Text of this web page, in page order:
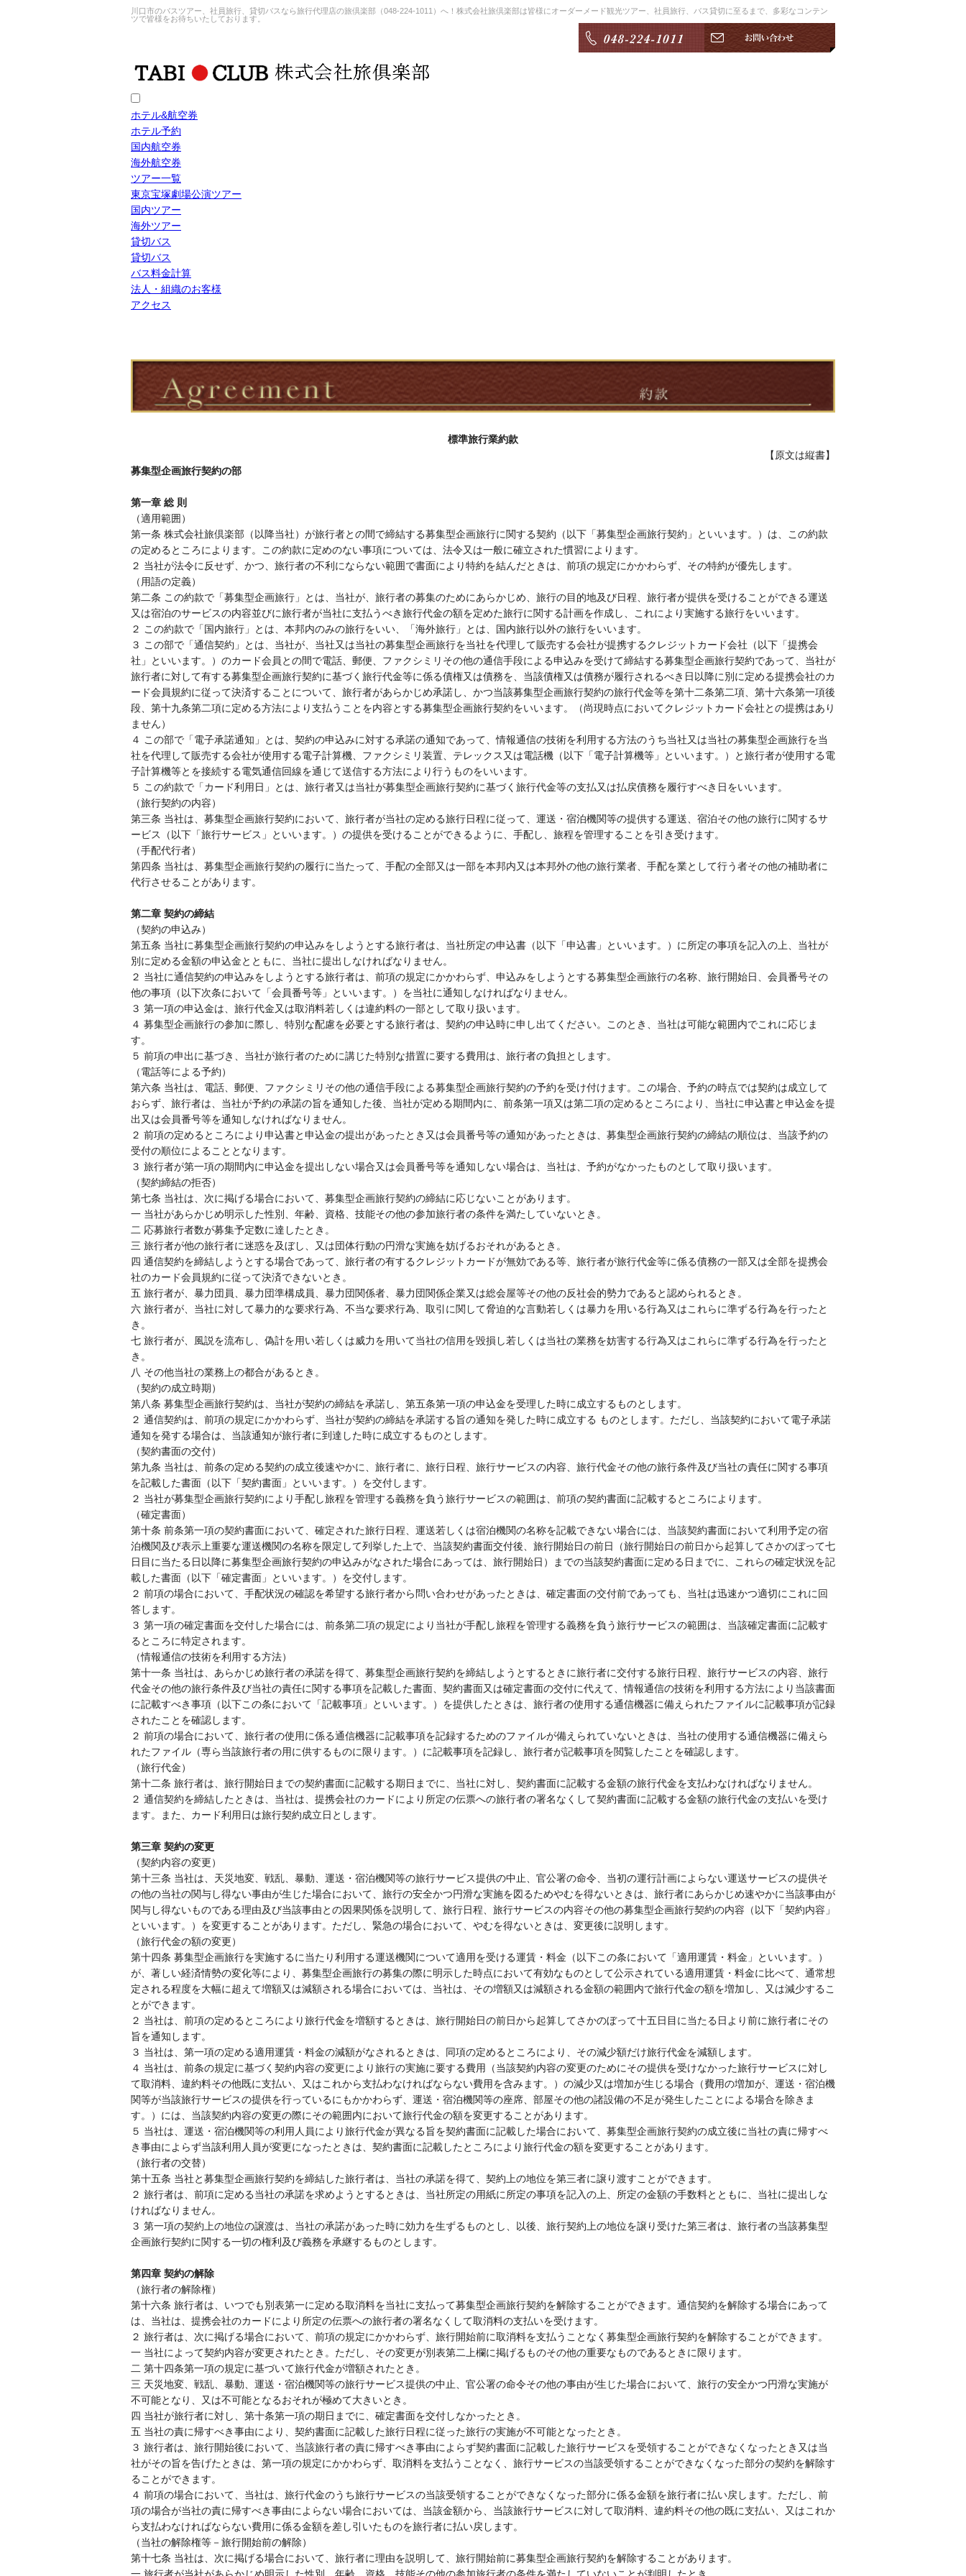
川口市のバスツアー、社員旅行、貸切バスなら旅行代理店の旅倶楽部（048-224-1011）へ！株式会社旅倶楽部は皆様にオーダーメード観光ツアー、社員旅行、バス貸切に至るまで、多彩なコンテン
ツで皆様をお待ちいたしております。
ホテル&航空券
ホテル予約
国内航空券
海外航空券
ツアー一覧
東京宝塚劇場公演ツアー
国内ツアー
海外ツアー
貸切バス
貸切バス
バス料金計算
法人・組織のお客様
アクセス
標準旅行業約款
【原文は縦書】
募集型企画旅行契約の部
第一章 総 則
（適用範囲）
第一条 株式会社旅倶楽部（以降当社）が旅行者との間で締結する募集型企画旅行に関する契約（以下「募集型企画旅行契約」といいます。）は、この約款
の定めるところによります。この約款に定めのない事項については、法令又は一般に確立された慣習によります。
２ 当社が法令に反せず、かつ、旅行者の不利にならない範囲で書面により特約を結んだときは、前項の規定にかかわらず、その特約が優先します。
（用語の定義）
第二条 この約款で「募集型企画旅行」とは、当社が、旅行者の募集のためにあらかじめ、旅行の目的地及び日程、旅行者が提供を受けることができる運送
又は宿泊のサービスの内容並びに旅行者が当社に支払うべき旅行代金の額を定めた旅行に関する計画を作成し、これにより実施する旅行をいいます。
２ この約款で「国内旅行」とは、本邦内のみの旅行をいい、「海外旅行」とは、国内旅行以外の旅行をいいます。
３ この部で「通信契約」とは、当社が、当社又は当社の募集型企画旅行を当社を代理して販売する会社が提携するクレジットカード会社（以下「提携会
社」といいます。）のカード会員との間で電話、郵便、ファクシミリその他の通信手段による申込みを受けて締結する募集型企画旅行契約であって、当社が
旅行者に対して有する募集型企画旅行契約に基づく旅行代金等に係る債権又は債務を、当該債権又は債務が履行されるべき日以降に別に定める提携会社のカ
ード会員規約に従って決済することについて、旅行者があらかじめ承諾し、かつ当該募集型企画旅行契約の旅行代金等を第十二条第二項、第十六条第一項後
段、第十九条第二項に定める方法により支払うことを内容とする募集型企画旅行契約をいいます。（尚現時点においてクレジットカード会社との提携はあり
ません）
４ この部で「電子承諾通知」とは、契約の申込みに対する承諾の通知であって、情報通信の技術を利用する方法のうち当社又は当社の募集型企画旅行を当
社を代理して販売する会社が使用する電子計算機、ファクシミリ装置、テレックス又は電話機（以下「電子計算機等」といいます。）と旅行者が使用する電
子計算機等とを接続する電気通信回線を通じて送信する方法により行うものをいいます。
５ この約款で「カード利用日」とは、旅行者又は当社が募集型企画旅行契約に基づく旅行代金等の支払又は払戻債務を履行すべき日をいいます。
（旅行契約の内容）
第三条 当社は、募集型企画旅行契約において、旅行者が当社の定める旅行日程に従って、運送・宿泊機関等の提供する運送、宿泊その他の旅行に関するサ
ービス（以下「旅行サービス」といいます。）の提供を受けることができるように、手配し、旅程を管理することを引き受けます。
（手配代行者）
第四条 当社は、募集型企画旅行契約の履行に当たって、手配の全部又は一部を本邦内又は本邦外の他の旅行業者、手配を業として行う者その他の補助者に
代行させることがあります。
第二章 契約の締結
（契約の申込み）
第五条 当社に募集型企画旅行契約の申込みをしようとする旅行者は、当社所定の申込書（以下「申込書」といいます。）に所定の事項を記入の上、当社が
別に定める金額の申込金とともに、当社に提出しなければなりません。
２ 当社に通信契約の申込みをしようとする旅行者は、前項の規定にかかわらず、申込みをしようとする募集型企画旅行の名称、旅行開始日、会員番号その
他の事項（以下次条において「会員番号等」といいます。）を当社に通知しなければなりません。
３ 第一項の申込金は、旅行代金又は取消料若しくは違約料の一部として取り扱います。
４ 募集型企画旅行の参加に際し、特別な配慮を必要とする旅行者は、契約の申込時に申し出てください。このとき、当社は可能な範囲内でこれに応じま
す。
５ 前項の申出に基づき、当社が旅行者のために講じた特別な措置に要する費用は、旅行者の負担とします。
（電話等による予約）
第六条 当社は、電話、郵便、ファクシミリその他の通信手段による募集型企画旅行契約の予約を受け付けます。この場合、予約の時点では契約は成立して
おらず、旅行者は、当社が予約の承諾の旨を通知した後、当社が定める期間内に、前条第一項又は第二項の定めるところにより、当社に申込書と申込金を提
出又は会員番号等を通知しなければなりません。
２ 前項の定めるところにより申込書と申込金の提出があったとき又は会員番号等の通知があったときは、募集型企画旅行契約の締結の順位は、当該予約の
受付の順位によることとなります。
３ 旅行者が第一項の期間内に申込金を提出しない場合又は会員番号等を通知しない場合は、当社は、予約がなかったものとして取り扱います。
（契約締結の拒否）
第七条 当社は、次に掲げる場合において、募集型企画旅行契約の締結に応じないことがあります。
一 当社があらかじめ明示した性別、年齢、資格、技能その他の参加旅行者の条件を満たしていないとき。
二 応募旅行者数が募集予定数に達したとき。
三 旅行者が他の旅行者に迷惑を及ぼし、又は団体行動の円滑な実施を妨げるおそれがあるとき。
四 通信契約を締結しようとする場合であって、旅行者の有するクレジットカードが無効である等、旅行者が旅行代金等に係る債務の一部又は全部を提携会
社のカード会員規約に従って決済できないとき。
五 旅行者が、暴力団員、暴力団準構成員、暴力団関係者、暴力団関係企業又は総会屋等その他の反社会的勢力であると認められるとき。
六 旅行者が、当社に対して暴力的な要求行為、不当な要求行為、取引に関して脅迫的な言動若しくは暴力を用いる行為又はこれらに準ずる行為を行ったと
き。
七 旅行者が、風説を流布し、偽計を用い若しくは威力を用いて当社の信用を毀損し若しくは当社の業務を妨害する行為又はこれらに準ずる行為を行ったと
き。
八 その他当社の業務上の都合があるとき。
（契約の成立時期）
第八条 募集型企画旅行契約は、当社が契約の締結を承諾し、第五条第一項の申込金を受理した時に成立するものとします。
２ 通信契約は、前項の規定にかかわらず、当社が契約の締結を承諾する旨の通知を発した時に成立する ものとします。ただし、当該契約において電子承諾
通知を発する場合は、当該通知が旅行者に到達した時に成立するものとします。
（契約書面の交付）
第九条 当社は、前条の定める契約の成立後速やかに、旅行者に、旅行日程、旅行サービスの内容、旅行代金その他の旅行条件及び当社の責任に関する事項
を記載した書面（以下「契約書面」といいます。）を交付します。
２ 当社が募集型企画旅行契約により手配し旅程を管理する義務を負う旅行サービスの範囲は、前項の契約書面に記載するところによります。
（確定書面）
第十条 前条第一項の契約書面において、確定された旅行日程、運送若しくは宿泊機関の名称を記載できない場合には、当該契約書面において利用予定の宿
泊機関及び表示上重要な運送機関の名称を限定して列挙した上で、当該契約書面交付後、旅行開始日の前日（旅行開始日の前日から起算してさかのぼって七
日目に当たる日以降に募集型企画旅行契約の申込みがなされた場合にあっては、旅行開始日）までの当該契約書面に定める日までに、これらの確定状況を記
載した書面（以下「確定書面」といいます。）を交付します。
２ 前項の場合において、手配状況の確認を希望する旅行者から問い合わせがあったときは、確定書面の交付前であっても、当社は迅速かつ適切にこれに回
答します。
３ 第一項の確定書面を交付した場合には、前条第二項の規定により当社が手配し旅程を管理する義務を負う旅行サービスの範囲は、当該確定書面に記載す
るところに特定されます。
（情報通信の技術を利用する方法）
第十一条 当社は、あらかじめ旅行者の承諾を得て、募集型企画旅行契約を締結しようとするときに旅行者に交付する旅行日程、旅行サービスの内容、旅行
代金その他の旅行条件及び当社の責任に関する事項を記載した書面、契約書面又は確定書面の交付に代えて、情報通信の技術を利用する方法により当該書面
に記載すべき事項（以下この条において「記載事項」といいます。）を提供したときは、旅行者の使用する通信機器に備えられたファイルに記載事項が記録
されたことを確認します。
２ 前項の場合において、旅行者の使用に係る通信機器に記載事項を記録するためのファイルが備えられていないときは、当社の使用する通信機器に備えら
れたファイル（専ら当該旅行者の用に供するものに限ります。）に記載事項を記録し、旅行者が記載事項を閲覧したことを確認します。
（旅行代金）
第十二条 旅行者は、旅行開始日までの契約書面に記載する期日までに、当社に対し、契約書面に記載する金額の旅行代金を支払わなければなりません。
２ 通信契約を締結したときは、当社は、提携会社のカードにより所定の伝票への旅行者の署名なくして契約書面に記載する金額の旅行代金の支払いを受け
ます。また、カード利用日は旅行契約成立日とします。
第三章 契約の変更
（契約内容の変更）
第十三条 当社は、天災地変、戦乱、暴動、運送・宿泊機関等の旅行サービス提供の中止、官公署の命令、当初の運行計画によらない運送サービスの提供そ
の他の当社の関与し得ない事由が生じた場合において、旅行の安全かつ円滑な実施を図るためやむを得ないときは、旅行者にあらかじめ速やかに当該事由が
関与し得ないものである理由及び当該事由との因果関係を説明して、旅行日程、旅行サービスの内容その他の募集型企画旅行契約の内容（以下「契約内容」
といいます。）を変更することがあります。ただし、緊急の場合において、やむを得ないときは、変更後に説明します。
（旅行代金の額の変更）
第十四条 募集型企画旅行を実施するに当たり利用する運送機関について適用を受ける運賃・料金（以下この条において「適用運賃・料金」といいます。）
が、著しい経済情勢の変化等により、募集型企画旅行の募集の際に明示した時点において有効なものとして公示されている適用運賃・料金に比べて、通常想
定される程度を大幅に超えて増額又は減額される場合においては、当社は、その増額又は減額される金額の範囲内で旅行代金の額を増加し、又は減少するこ
とができます。
２ 当社は、前項の定めるところにより旅行代金を増額するときは、旅行開始日の前日から起算してさかのぼって十五日目に当たる日より前に旅行者にその
旨を通知します。
３ 当社は、第一項の定める適用運賃・料金の減額がなされるときは、同項の定めるところにより、その減少額だけ旅行代金を減額します。
４ 当社は、前条の規定に基づく契約内容の変更により旅行の実施に要する費用（当該契約内容の変更のためにその提供を受けなかった旅行サービスに対し
て取消料、違約料その他既に支払い、又はこれから支払わなければならない費用を含みます。）の減少又は増加が生じる場合（費用の増加が、運送・宿泊機
関等が当該旅行サービスの提供を行っているにもかかわらず、運送・宿泊機関等の座席、部屋その他の諸設備の不足が発生したことによる場合を除きま
す。）には、当該契約内容の変更の際にその範囲内において旅行代金の額を変更することがあります。
５ 当社は、運送・宿泊機関等の利用人員により旅行代金が異なる旨を契約書面に記載した場合において、募集型企画旅行契約の成立後に当社の責に帰すべ
き事由によらず当該利用人員が変更になったときは、契約書面に記載したところにより旅行代金の額を変更することがあります。
（旅行者の交替）
第十五条 当社と募集型企画旅行契約を締結した旅行者は、当社の承諾を得て、契約上の地位を第三者に譲り渡すことができます。
２ 旅行者は、前項に定める当社の承諾を求めようとするときは、当社所定の用紙に所定の事項を記入の上、所定の金額の手数料とともに、当社に提出しな
ければなりません。
３ 第一項の契約上の地位の譲渡は、当社の承諾があった時に効力を生ずるものとし、以後、旅行契約上の地位を譲り受けた第三者は、旅行者の当該募集型
企画旅行契約に関する一切の権利及び義務を承継するものとします。
第四章 契約の解除
（旅行者の解除権）
第十六条 旅行者は、いつでも別表第一に定める取消料を当社に支払って募集型企画旅行契約を解除することができます。通信契約を解除する場合にあって
は、当社は、提携会社のカードにより所定の伝票への旅行者の署名なくして取消料の支払いを受けます。
２ 旅行者は、次に掲げる場合において、前項の規定にかかわらず、旅行開始前に取消料を支払うことなく募集型企画旅行契約を解除することができます。
一 当社によって契約内容が変更されたとき。ただし、その変更が別表第二上欄に掲げるものその他の重要なものであるときに限ります。
二 第十四条第一項の規定に基づいて旅行代金が増額されたとき。
三 天災地変、戦乱、暴動、運送・宿泊機関等の旅行サービス提供の中止、官公署の命令その他の事由が生じた場合において、旅行の安全かつ円滑な実施が
不可能となり、又は不可能となるおそれが極めて大きいとき。
四 当社が旅行者に対し、第十条第一項の期日までに、確定書面を交付しなかったとき。
五 当社の責に帰すべき事由により、契約書面に記載した旅行日程に従った旅行の実施が不可能となったとき。
３ 旅行者は、旅行開始後において、当該旅行者の責に帰すべき事由によらず契約書面に記載した旅行サービスを受領することができなくなったとき又は当
社がその旨を告げたときは、第一項の規定にかかわらず、取消料を支払うことなく、旅行サービスの当該受領することができなくなった部分の契約を解除す
ることができます。
４ 前項の場合において、当社は、旅行代金のうち旅行サービスの当該受領することができなくなった部分に係る金額を旅行者に払い戻します。ただし、前
項の場合が当社の責に帰すべき事由によらない場合においては、当該金額から、当該旅行サービスに対して取消料、違約料その他の既に支払い、又はこれか
ら支払わなければならない費用に係る金額を差し引いたものを旅行者に払い戻します。
（当社の解除権等－旅行開始前の解除）
第十七条 当社は、次に掲げる場合において、旅行者に理由を説明して、旅行開始前に募集型企画旅行契約を解除することがあります。